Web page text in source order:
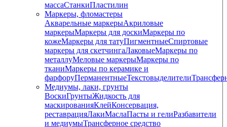
массаСтанкиПластилин
Маркеры, фломастеры
Акварельные маркерыАкриловые
маркерыМаркеры для доскиМаркеры по
кожеМаркеры для татуПигментныеCпиртовые
маркеры для скетчингаЛаковыеМаркеры по
металлуМеловые маркерыМаркеры по
тканиМаркеры по керамике и
фарфоруПерманентныеТекстовыделители
Медиумы, лаки, грунты
ВоскиГрунтыЖидкость для
маскированияКлейКонсервация,
реставрацияЛакиМаслаПасты и гелиРазбавители
и медиумыТрансферное средство